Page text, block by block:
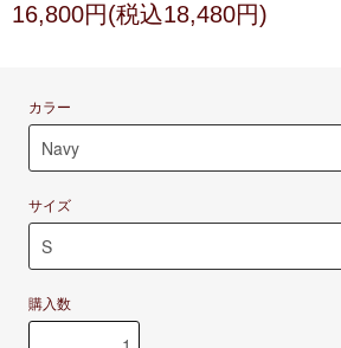
16,800円(税込18,480円)
カラー
サイズ
購入数